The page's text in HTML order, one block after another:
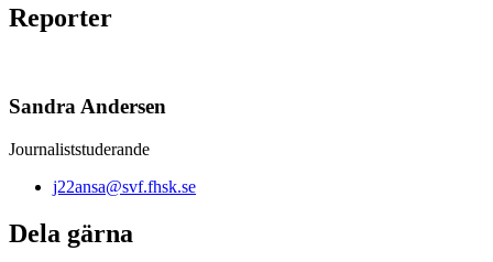
Reporter
Sandra Andersen
Journaliststuderande
j22ansa@svf.fhsk.se
Dela gärna